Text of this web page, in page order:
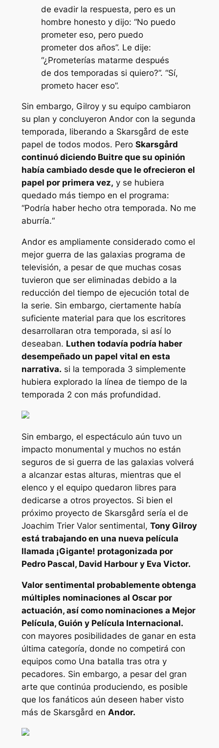
de evadir la respuesta, pero es un
hombre honesto y dijo: “No puedo
prometer eso, pero puedo
prometer dos años”. Le dije:
“¿Prometerías matarme después
de dos temporadas si quiero?”. “Sí,
prometo hacer eso”.
Sin embargo, Gilroy y su equipo cambiaron
su plan y concluyeron Andor con la segunda
temporada, liberando a Skarsgård de este
papel de todos modos. Pero Skarsgård
continuó diciendo Buitreque su opinión
había cambiado desde que le ofrecieron el
papel por primera vez, y se hubiera
quedado más tiempo en el programa:
“Podría haber hecho otra temporada. No me
aburría.“
Andores ampliamente considerado como el
mejor guerra de las galaxias programa de
televisión, a pesar de que muchas cosas
tuvieron que ser eliminadas debido a la
reducción del tiempo de ejecución total de
la serie. Sin embargo, ciertamente había
suficiente material para que los escritores
desarrollaran otra temporada, si así lo
deseaban. Luthen todavía podría haber
desempeñado un papel vital en esta
narrativa. si la temporada 3 simplemente
hubiera explorado la línea de tiempo de la
temporada 2 con más profundidad.
Sin embargo, el espectáculo aún tuvo un
impacto monumental y muchos no están
seguros de si guerra de las galaxias volverá
a alcanzar estas alturas, mientras que el
elenco y el equipo quedaron libres para
dedicarse a otros proyectos. Si bien el
próximo proyecto de Skarsgård sería el de
Joachim Trier Valor sentimental, Tony Gilroy
está trabajando en una nueva película
llamada ¡Gigante! protagonizada por
Pedro Pascal, David Harbour y Eva Victor.
Valor sentimental probablemente obtenga
múltiples nominaciones al Oscar por
actuación, así como nominaciones a Mejor
Película, Guión y Película Internacional.
con mayores posibilidades de ganar en esta
última categoría, donde no competirá con
equipos como Una batalla tras otra y
pecadores. Sin embargo, a pesar del gran
arte que continúa produciendo, es posible
que los fanáticos aún deseen haber visto
más de Skarsgård en Andor.